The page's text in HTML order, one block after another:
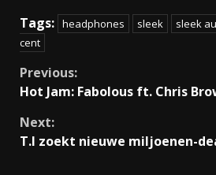
Tags: headphones sleek sleek
cent
Continue
Reading
Previous:
Hot Jam: Fabolous ft. Chris
Next:
T.I zoekt nieuwe miljoenen-